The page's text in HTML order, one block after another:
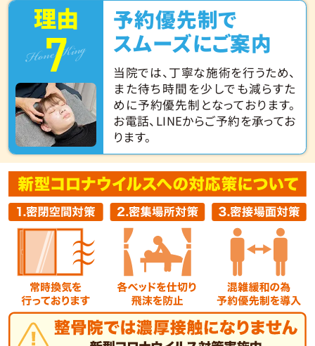
理由
7
Hone King
予約優先制で
スムーズにご案内
当院では、丁寧な施術を行うため、
また待ち時間を少しでも減らすた
めに予約優先制となっております。
お電話、LINEからご予約を承ってお
ります。